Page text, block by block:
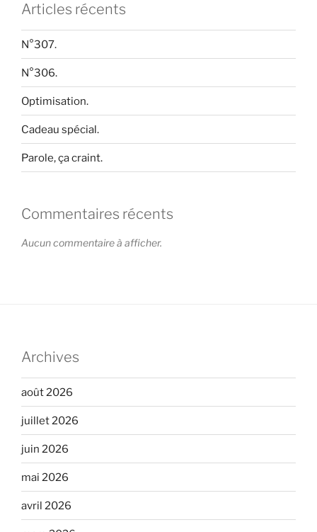
Articles récents
N°307.
N°306.
Optimisation.
Cadeau spécial.
Parole, ça craint.
Commentaires récents
Aucun commentaire à afficher.
Archives
août 2026
juillet 2026
juin 2026
mai 2026
avril 2026